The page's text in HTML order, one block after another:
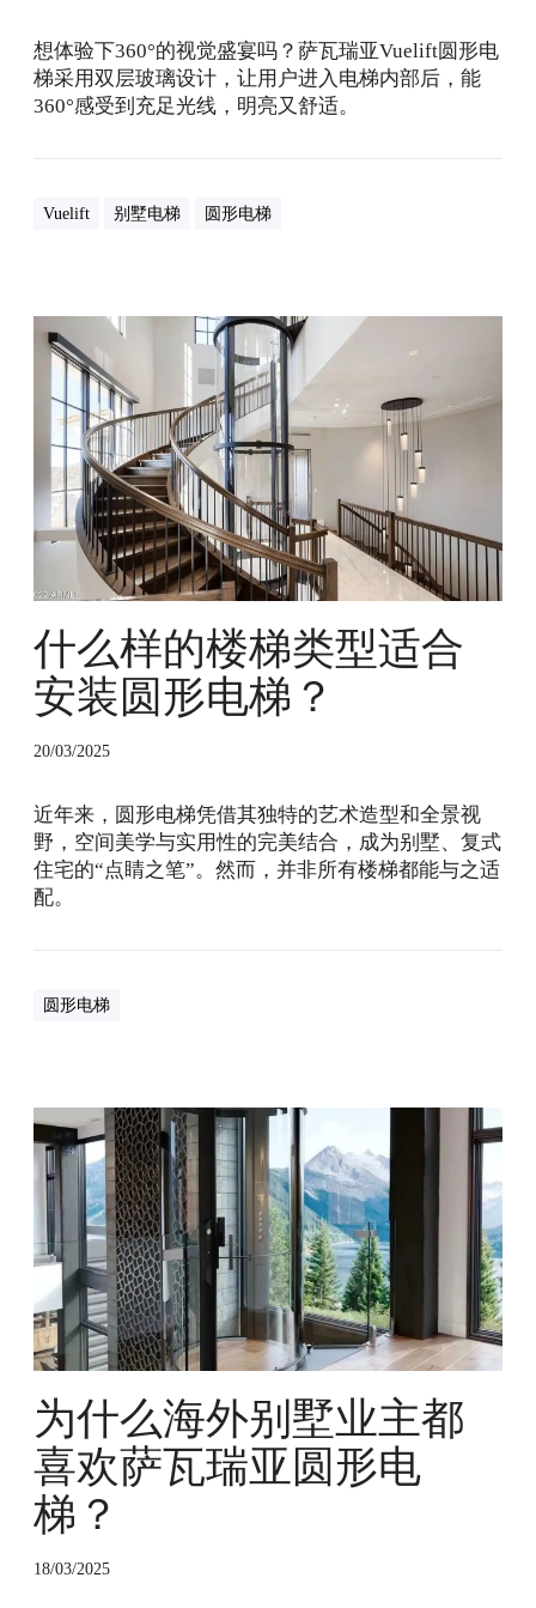
视
觉
冲
想体验下360°的视觉盛宴吗？萨瓦瑞亚Vuelift圆形电
梯采用双层玻璃设计，让用户进入电梯内部后，能
360°感受到充足光线，明亮又舒适。
Vuelift 别墅电梯 圆形电梯
什
么
梯
类
适
安
装
形
电
梯
什么样的楼梯类型适合
安装圆形电梯？
20/03/2025
近年来，圆形电梯凭借其独特的艺术造型和全景视
野，空间美学与实用性的完美结合，成为别墅、复式
住宅的“点睛之笔”。然而，并非所有楼梯都能与之适
配。
圆形电梯
为
什
么
海
外
别
业
主
都
喜
欢
萨
瓦
瑞
亚
圆
为什么海外别墅业主都
喜欢萨瓦瑞亚圆形电
梯？
18/03/2025